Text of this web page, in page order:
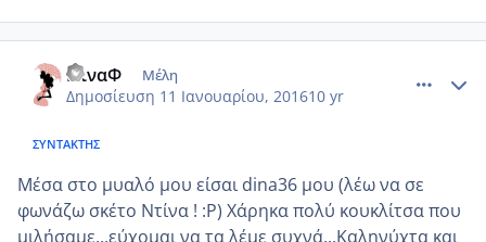
ΝίναΦ Μέλη
Δημοσίευση 11 Ιανουαρίου, 201610 yr
ΣΥΝΤΆΚΤΗΣ
Μέσα στο μυαλό μου είσαι dina36 μου (λέω να σε
φωνάζω σκέτο Ντίνα ! :P) Χάρηκα πολύ κουκλίτσα που
μιλήσαμε...εύχομαι να τα λέμε συχνά...Καληνύχτα και